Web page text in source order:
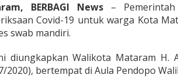
BERBAGI News– Pemerintah
Covid-19 untuk warga Kota
swab mandiri.
diungkapkan Walikota Mataram H.
2020), bertempat di Aula Pendopo